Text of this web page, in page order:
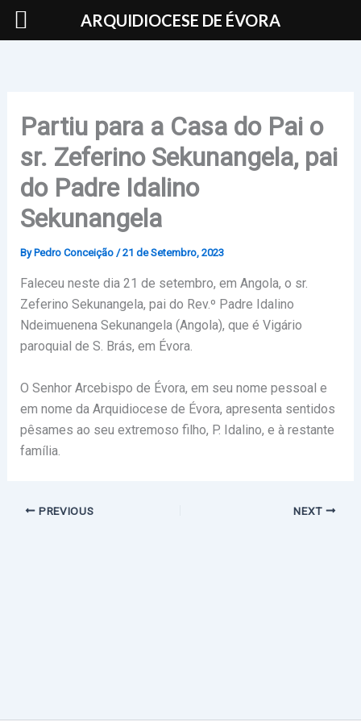
Skip
Partiu para a Casa do Pai o
sr. Zeferino Sekunangela, pai
do Padre Idalino
Sekunangela
By Pedro Conceição /21 de Setembro, 2023
Faleceu neste dia 21 de setembro, em Angola, o sr.
Zeferino Sekunangela, pai do Rev.º Padre Idalino
Ndeimuenena Sekunangela (Angola), que é Vigário
paroquial de S. Brás, em Évora.
O Senhor Arcebispo de Évora, em seu nome pessoal e
em nome da Arquidiocese de Évora, apresenta sentidos
pêsames ao seu extremoso filho, P. Idalino, e à restante
família.
PREVIOUS NEXT
ARQUIDIOCESE DE ÉVORA